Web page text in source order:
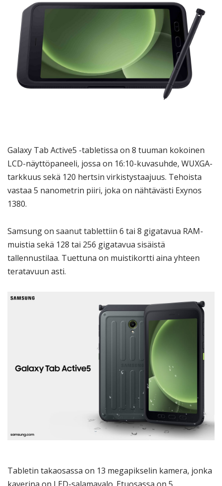
Galaxy Tab Active5 -tabletissa on 8 tuuman kokoinen
LCD-näyttöpaneeli, jossa on 16:10-kuvasuhde, WUXGA-
tarkkuus sekä 120 hertsin virkistystaajuus. Tehoista
vastaa 5 nanometrin piiri, joka on nähtävästi Exynos
1380.
Samsung on saanut tablettiin 6 tai 8 gigatavua RAM-
muistia sekä 128 tai 256 gigatavua sisäistä
tallennustilaa. Tuettuna on muistikortti aina yhteen
teratavuun asti.
Tabletin takaosassa on 13 megapikselin kamera, jonka
kaverina on LED-salamavalo. Etuosassa on 5